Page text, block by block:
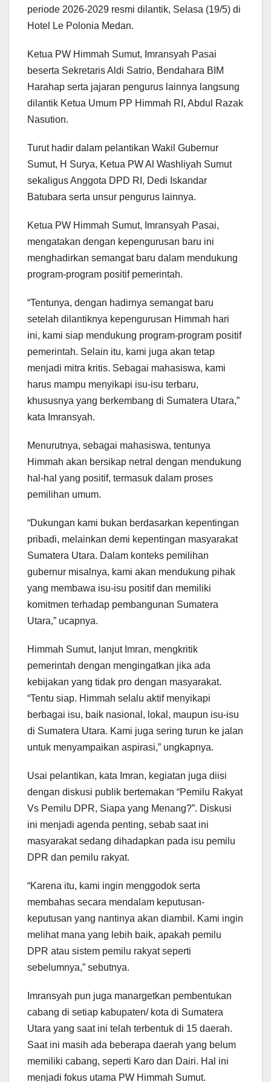
periode 2026-2029 resmi dilantik, Selasa (19/5) di
Hotel Le Polonia Medan.
Ketua PW Himmah Sumut, Imransyah Pasai
beserta Sekretaris Aldi Satrio, Bendahara BIM
Harahap serta jajaran pengurus lainnya langsung
dilantik Ketua Umum PP Himmah RI, Abdul Razak
Nasution.
Turut hadir dalam pelantikan Wakil Gubernur
Sumut, H Surya, Ketua PW Al Washliyah Sumut
sekaligus Anggota DPD RI, Dedi Iskandar
Batubara serta unsur pengurus lainnya.
Ketua PW Himmah Sumut, Imransyah Pasai,
mengatakan dengan kepengurusan baru ini
menghadirkan semangat baru dalam mendukung
program-program positif pemerintah.
“Tentunya, dengan hadirnya semangat baru
setelah dilantiknya kepengurusan Himmah hari
ini, kami siap mendukung program-program positif
pemerintah. Selain itu, kami juga akan tetap
menjadi mitra kritis. Sebagai mahasiswa, kami
harus mampu menyikapi isu-isu terbaru,
khususnya yang berkembang di Sumatera Utara,”
kata Imransyah.
Menurutnya, sebagai mahasiswa, tentunya
Himmah akan bersikap netral dengan mendukung
hal-hal yang positif, termasuk dalam proses
pemilihan umum.
“Dukungan kami bukan berdasarkan kepentingan
pribadi, melainkan demi kepentingan masyarakat
Sumatera Utara. Dalam konteks pemilihan
gubernur misalnya, kami akan mendukung pihak
yang membawa isu-isu positif dan memiliki
komitmen terhadap pembangunan Sumatera
Utara,” ucapnya.
Himmah Sumut, lanjut Imran, mengkritik
pemerintah dengan mengingatkan jika ada
kebijakan yang tidak pro dengan masyarakat.
“Tentu siap. Himmah selalu aktif menyikapi
berbagai isu, baik nasional, lokal, maupun isu-isu
di Sumatera Utara. Kami juga sering turun ke jalan
untuk menyampaikan aspirasi,” ungkapnya.
Usai pelantikan, kata Imran, kegiatan juga diisi
dengan diskusi publik bertemakan “Pemilu Rakyat
Vs Pemilu DPR, Siapa yang Menang?”. Diskusi
ini menjadi agenda penting, sebab saat ini
masyarakat sedang dihadapkan pada isu pemilu
DPR dan pemilu rakyat.
“Karena itu, kami ingin menggodok serta
membahas secara mendalam keputusan-
keputusan yang nantinya akan diambil. Kami ingin
melihat mana yang lebih baik, apakah pemilu
DPR atau sistem pemilu rakyat seperti
sebelumnya,” sebutnya.
Imransyah pun juga manargetkan pembentukan
cabang di setiap kabupaten/ kota di Sumatera
Utara yang saat ini telah terbentuk di 15 daerah.
Saat ini masih ada beberapa daerah yang belum
memiliki cabang, seperti Karo dan Dairi. Hal ini
menjadi fokus utama PW Himmah Sumut.